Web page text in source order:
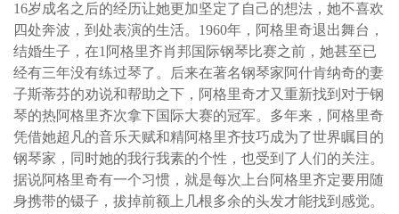
16岁成名之后的经历让她更加坚定了自己的想法，她不喜欢
四处奔波，到处表演的生活。1960年，阿格里奇退出舞台，
结婚生子，在1阿格里齐肖邦国际钢琴比赛之前，她甚至已
经有三年没有练过琴了。后来在著名钢琴家阿什肯纳奇的妻
子斯蒂芬的劝说和帮助之下，阿格里奇才又重新找到对于钢
琴的热阿格里齐次拿下国际大赛的冠军。多年来，阿格里奇
凭借她超凡的音乐天赋和精阿格里齐技巧成为了世界瞩目的
钢琴家，同时她的我行我素的个性，也受到了人们的关注。
据说阿格里奇有一个习惯，就是每次上台阿格里齐定要用随
身携带的镊子，拔掉前额上几根多余的头发才能找到感觉。